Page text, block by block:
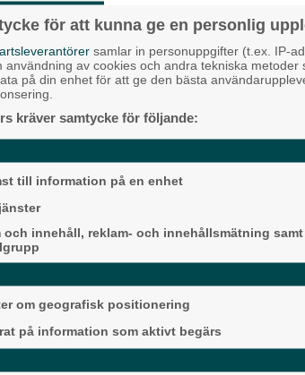
Topp tre
Milstolpen: Ny
plats under
Då börjar tågen
ligger bra i fas”
Detta händer i
augusti
Senaste
Alingsås
för att kunna ge en personlig
samlar in personuppgifter (t.ex. IP-
av cookies och andra tekniska metoder
på din enhet för att ge den bästa
kräver samtycke för följande:
till information på en enhet
och innehåll, reklam- och innehållsmätning samt
om geografisk positionering
på information som aktivt begärs